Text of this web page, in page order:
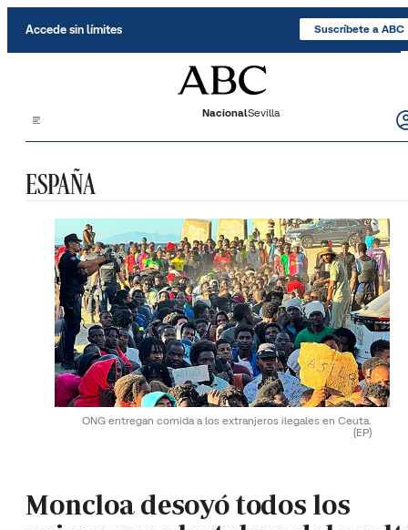
Accede sin límites Suscríbete a ABC
NacionalSevilla
ESPAÑA
ONG entregan comida a los extranjeros ilegales en Ceuta.
(EP)
Moncloa desoyó todos los